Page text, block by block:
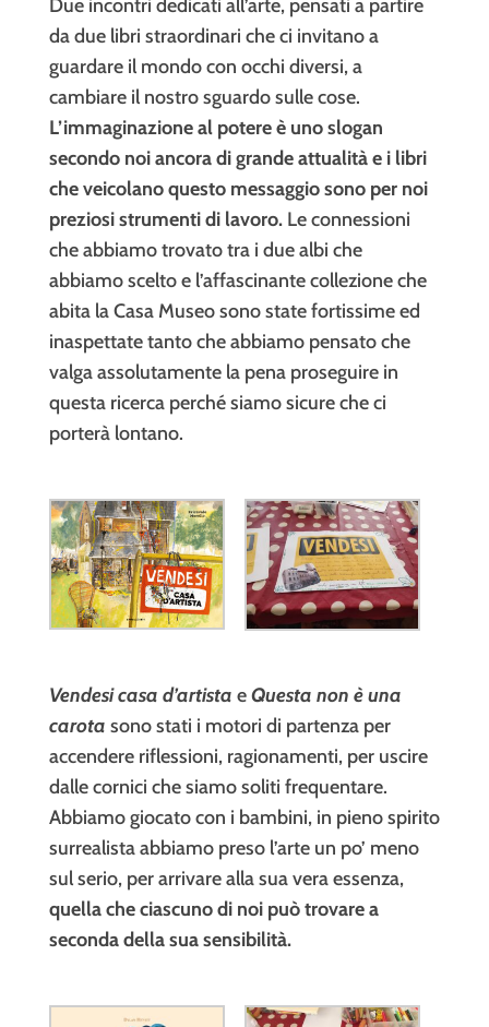
Due incontri dedicati all’arte, pensati a partire
da due libri straordinari che ci invitano a
guardare il mondo con occhi diversi, a
cambiare il nostro sguardo sulle cose.
L’immaginazione al potere è uno slogan
secondo noi ancora di grande attualità e i libri
che veicolano questo messaggio sono per noi
preziosi strumenti di lavoro. Le connessioni
che abbiamo trovato tra i due albi che
abbiamo scelto e l’affascinante collezione che
abita la Casa Museo sono state fortissime ed
inaspettate tanto che abbiamo pensato che
valga assolutamente la pena proseguire in
questa ricerca perché siamo sicure che ci
porterà lontano.
Vendesi casa d’artista eQuesta non è una
carota sono stati i motori di partenza per
accendere riflessioni, ragionamenti, per uscire
dalle cornici che siamo soliti frequentare.
Abbiamo giocato con i bambini, in pieno spirito
surrealista abbiamo preso l’arte un po’ meno
sul serio, per arrivare alla sua vera essenza,
quella che ciascuno di noi può trovare a
seconda della sua sensibilità.